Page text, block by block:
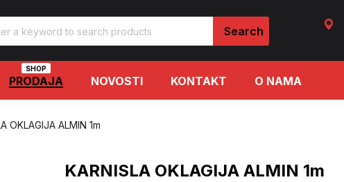
PRODAJA
SHOP
NOVOSTI KONTAKT O NAMA
OKLAGIJA ALMIN 1m
KARNISLA OKLAGIJA ALMIN 1m